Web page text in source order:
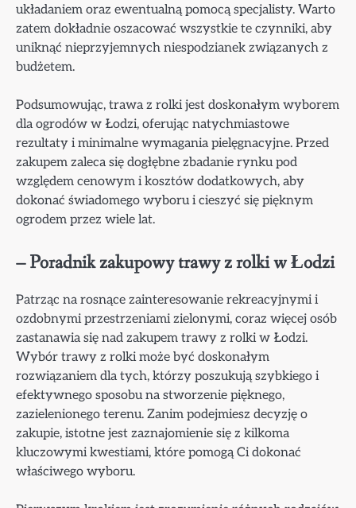
układaniem oraz ewentualną pomocą specjalisty. Warto
zatem dokładnie oszacować wszystkie te czynniki, aby
uniknąć nieprzyjemnych niespodzianek związanych z
budżetem.
Podsumowując, trawa z rolki jest doskonałym wyborem
dla ogrodów w Łodzi, oferując natychmiastowe
rezultaty i minimalne wymagania pielęgnacyjne. Przed
zakupem zaleca się dogłębne zbadanie rynku pod
względem cenowym i kosztów dodatkowych, aby
dokonać świadomego wyboru i cieszyć się pięknym
ogrodem przez wiele lat.
– Poradnik zakupowy trawy z rolki w Łodzi
Patrząc na rosnące zainteresowanie rekreacyjnymi i
ozdobnymi przestrzeniami zielonymi, coraz więcej osób
zastanawia się nad zakupem trawy z rolki w Łodzi.
Wybór trawy z rolki może być doskonałym
rozwiązaniem dla tych, którzy poszukują szybkiego i
efektywnego sposobu na stworzenie pięknego,
zazielenionego terenu. Zanim podejmiesz decyzję o
zakupie, istotne jest zaznajomienie się z kilkoma
kluczowymi kwestiami, które pomogą Ci dokonać
właściwego wyboru.